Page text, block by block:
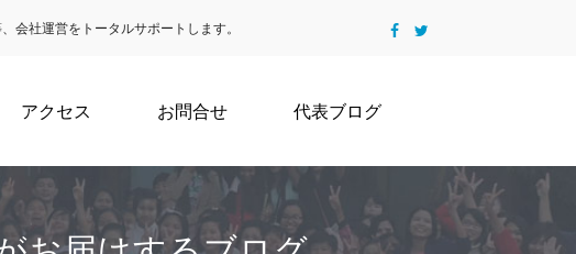
会社運営をトータルサポートします。
アクセス お問合せ 代表ブログ